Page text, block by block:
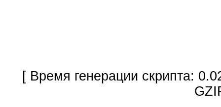
[ Время генерации скрипта: